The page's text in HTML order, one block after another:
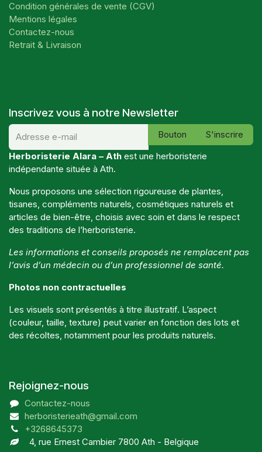
Condition générales de vente (CGV)
Mentions légales
Contactez-nous
Retrait & Livraison
Inscrivez vous à notre Newsletter
Bouton
S'inscrire
Herboristerie Alara – Ath est une herboristerie
indépendante située à Ath.
Nous proposons une sélection rigoureuse de plantes,
tisanes, compléments naturels, cosmétiques naturels et
articles de bien-être, choisis avec soin et dans le respect
des traditions de l’herboristerie.
Les informations et conseils proposés ne remplacent pas
l’avis d’un médecin ou d’un professionnel de santé.
Photos non contractuelles
Les visuels sont présentés à titre illustratif. L’aspect
(couleur, taille, texture) peut varier en fonction des lots et
des récoltes, notamment pour les produits naturels.
Rejoignez-nous
Contactez-nous
herboristerieath@gmail.com
+3268645373
4, rue Ernest Cambier 7800 Ath - Belgique